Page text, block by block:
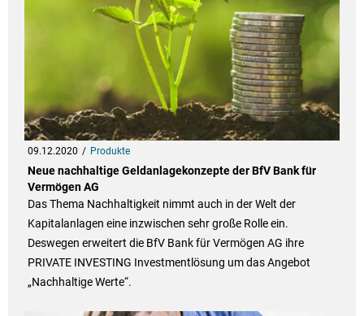
09.12.2020 Produkte
Neue nachhaltige Geldanlagekonzepte der BfV Bank für
Vermögen AG
Das Thema Nachhaltigkeit nimmt auch in der Welt der
Kapitalanlagen eine inzwischen sehr große Rolle ein.
Deswegen erweitert die BfV Bank für Vermögen AG ihre
PRIVATE INVESTING Investmentlösung um das Angebot
„Nachhaltige Werte“.